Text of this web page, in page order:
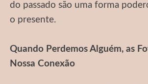
do passado são uma forma
o presente.
Quando Perdemos Alguém, as
Nossa Conexão